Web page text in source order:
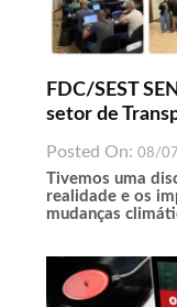
FDC/SEST
setor de
Posted On: 08/
Tivemos uma
realidade e os
mudanças